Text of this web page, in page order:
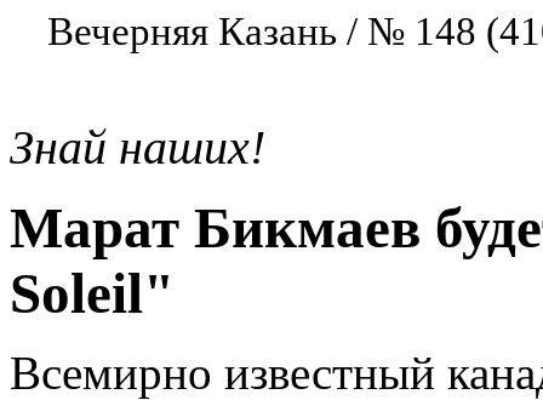
Вечерняя Казань / № 148
Знай наших!
Марат Бикмаев
Soleil"
Всемирно известный